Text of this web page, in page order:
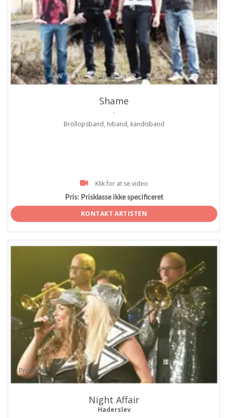
ProArtist
Shame
.
Bröllopsband, tvband, kändisband
Klik for at se video
Pris: Prisklasse ikke specificeret
KONTAKT ARTISTEN
ProArtist
Night Affair
Haderslev